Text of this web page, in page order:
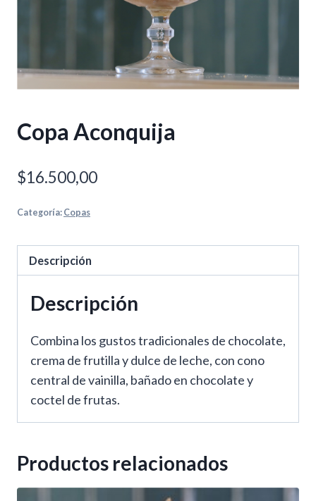
Copa Aconquija
$16.500,00
Categoría: Copas
Descripción
Descripción
Combina los gustos tradicionales de chocolate,
crema de frutilla y dulce de leche, con cono
central de vainilla, bañado en chocolate y
coctel de frutas.
Productos relacionados